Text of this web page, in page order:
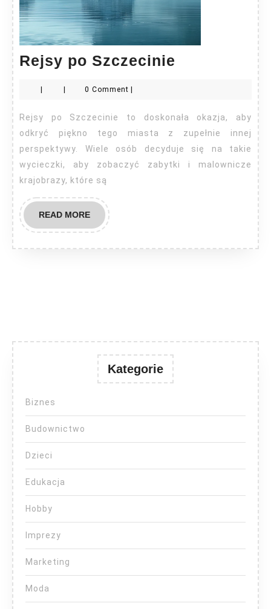
Rejsy po Szczecinie
Szczecinie
0 Comment
Rejsy po Szczecinie to doskonała okazja, aby
odkryć piękno tego miasta z zupełnie innej
perspektywy. Wiele osób decyduje się na takie
wycieczki, aby zobaczyć zabytki i malownicze
krajobrazy, które są
READ MOREREAD
MORE
Kategorie
Biznes
Budownictwo
Dzieci
Edukacja
Hobby
Imprezy
Marketing
Moda